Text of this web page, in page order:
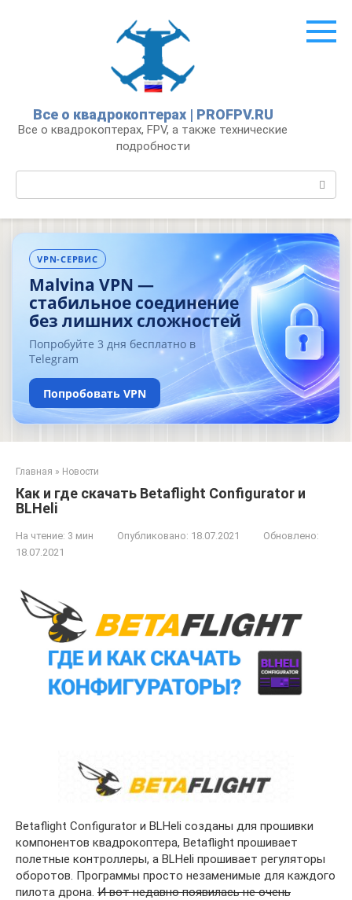
Все о квадрокоптерах | PROFPV.RU
Все о квадрокоптерах, FPV, а также технические
подробности
VPN-СЕРВИС
Malvina VPN —
стабильное соединение
без лишних сложностей
Попробуйте 3 дня бесплатно в
Telegram
Попробовать VPN
Главная » Новости
Как и где скачать Betaflight Configurator и
BLHeli
На чтение: 3 мин Опубликовано: 18.07.2021
Обновлено:
18.07.2021
Betaflight Configurator и BLHeli созданы для прошивки
компонентов квадрокоптера, Betaflight прошивает
полетные контроллеры, а BLHeli прошивает регуляторы
оборотов. Программы просто незаменимые для каждого
пилота дрона. И вот недавно появилась не очень